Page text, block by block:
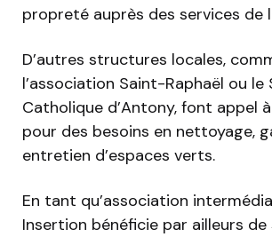
propreté auprès des services de
D’autres structures locales,
l’association Saint-Raphaël ou le
Catholique d’Antony, font appel
pour des besoins en nettoyage,
entretien d’espaces verts.
En tant qu’association
Insertion bénéficie par ailleurs